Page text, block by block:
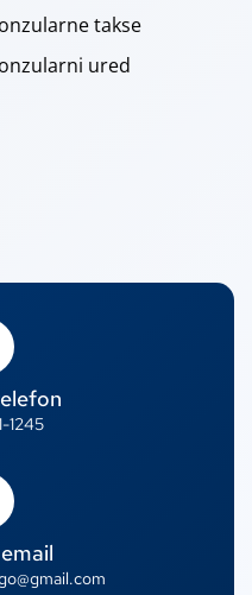
takse
ured
1245